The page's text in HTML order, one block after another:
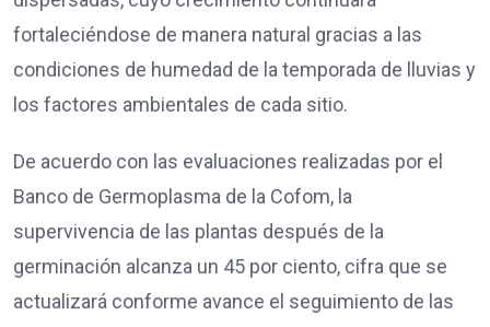
fortaleciéndose de manera natural gracias a las
condiciones de humedad de la temporada de lluvias y
los factores ambientales de cada sitio.
De acuerdo con las evaluaciones realizadas por el
Banco de Germoplasma de la Cofom, la
supervivencia de las plantas después de la
germinación alcanza un 45 por ciento, cifra que se
actualizará conforme avance el seguimiento de las